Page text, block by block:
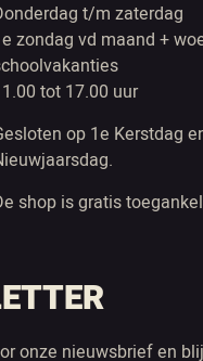
t/m zaterdag
zondag vd maand +
tot 17.00 uur
op 1e Kerstdag
shop is gratis
onze nieuwsbrief en